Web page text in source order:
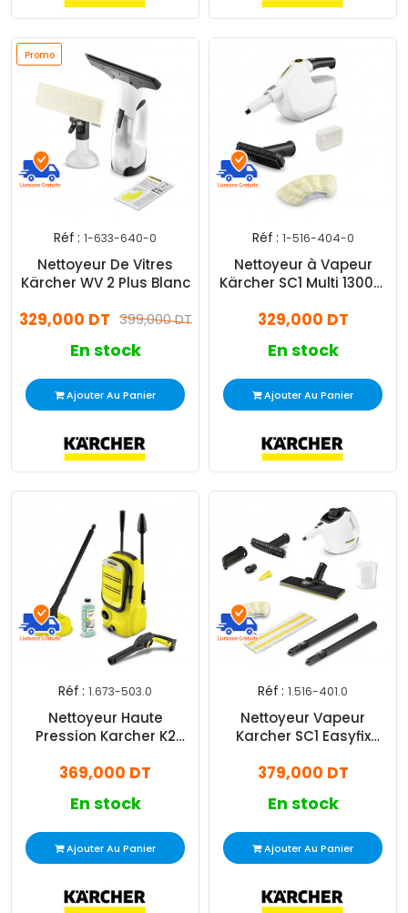
Promo
Réf : 1-633-640-0
Nettoyeur De Vitres
Kärcher WV 2 Plus Blanc
399,000 DT
329,000 DT
En stock
Ajouter Au Panier
Réf : 1-516-404-0
Nettoyeur à Vapeur
Kärcher SC1 Multi 1300W
329,000 DT
En stock
Ajouter Au Panier
Réf : 1.673-503.0
Nettoyeur Haute
Pression Karcher K2
503.0
369,000 DT
En stock
Ajouter Au Panier
Réf : 1.516-401.0
Nettoyeur Vapeur
Karcher SC1 Easyfix
379,000 DT
En stock
Ajouter Au Panier